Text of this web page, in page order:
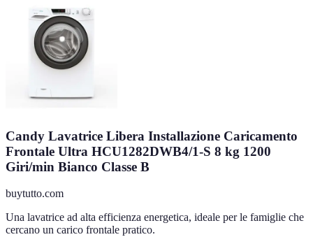
Candy Lavatrice Libera Installazione Caricamento
Frontale Ultra HCU1282DWB4/1-S 8 kg 1200
Giri/min Bianco Classe B
buytutto.com
Una lavatrice ad alta efficienza energetica, ideale per le famiglie che
cercano un carico frontale pratico.